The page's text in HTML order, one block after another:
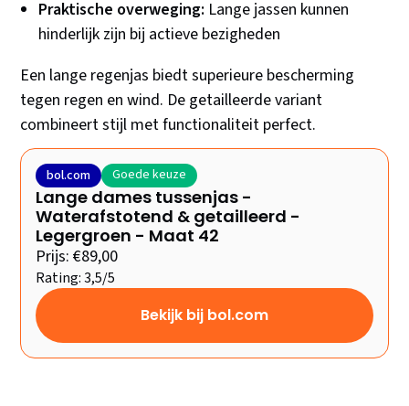
Praktische overweging: Lange jassen kunnen
hinderlijk zijn bij actieve bezigheden
Een lange regenjas biedt superieure bescherming
tegen regen en wind. De getailleerde variant
combineert stijl met functionaliteit perfect.
bol.com Goede keuze
Lange dames tussenjas -
Waterafstotend & getailleerd -
Legergroen - Maat 42
Prijs: €89,00
Rating: 3,5/5
Bekijk bij bol.com